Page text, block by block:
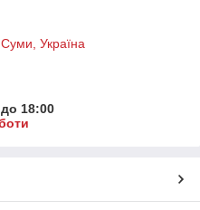
Україна
18:00